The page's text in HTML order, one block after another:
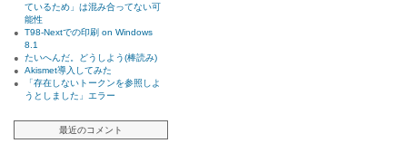
ているため」は混み合ってない可
能性
T98-Nextでの印刷 on Windows
8.1
たいへんだ。どうしよう(棒読み)
Akismet導入してみた
「存在しないトークンを参照しよ
うとしました」エラー
最近のコメント